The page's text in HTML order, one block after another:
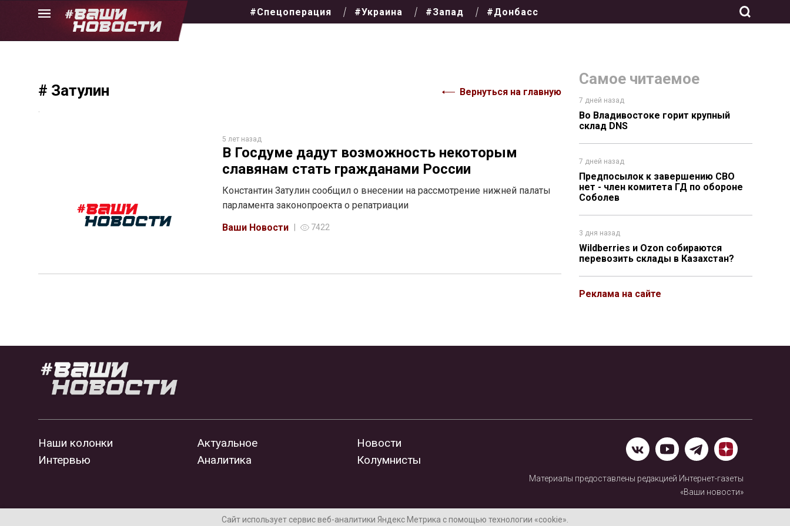
Skip
#Спецоперация #Украина #Запад #Донбасс
# Затулин Вернуться на главную
5 лет назад
В Госдуме дадут возможность некоторым
славянам стать гражданами России
Константин Затулин сообщил о внесении на рассмотрение нижней палаты
парламента законопроекта о репатриации
Ваши Новости
7422
Самое читаемое
7 дней назад
Во Владивостоке горит крупный
склад DNS
7 дней назад
Предпосылок к завершению СВО
нет - член комитета ГД по обороне
Соболев
3 дня назад
Wildberries и Ozon собираются
перевозить склады в Казахстан?
Реклама на сайте
Наши колонки
Интервью
Актуальное
Аналитика
Новости
Колумнисты
Материалы предоставлены редакцией Интернет-газеты
«Ваши новости»
Нашли ошибку? Выделите ее и нажмите Ctrl+Enter
Сайт использует сервис веб-аналитики Яндекс Метрика с помощью технологии «cookie».